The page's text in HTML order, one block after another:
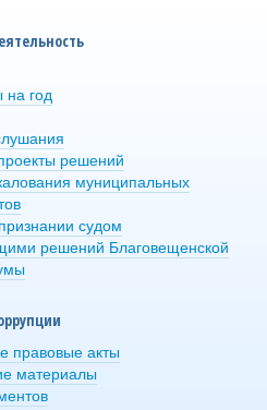
на год
решений
муниципальных
судом
решений Благовещенской
правовые акты
материалы